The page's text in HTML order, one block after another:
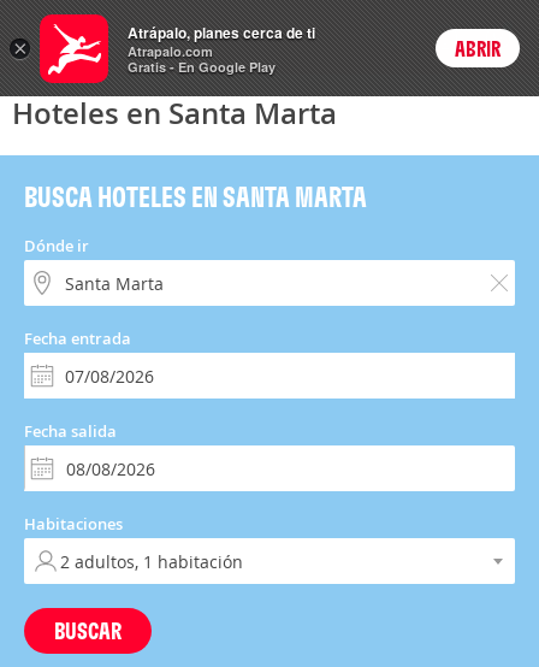
Hoteles Login
Hoteles en Santa Marta
BUSCA HOTELES EN SANTA MARTA
Dónde ir
Fecha entrada
Fecha salida
Habitaciones
BUSCAR
×
Atrápalo, planes cerca de ti
Atrapalo.com
Gratis - En Google Play
ABRIR